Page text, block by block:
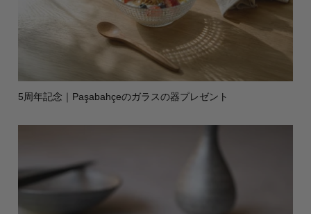
5周年記念｜Paşabahçeのガラスの器プレゼント